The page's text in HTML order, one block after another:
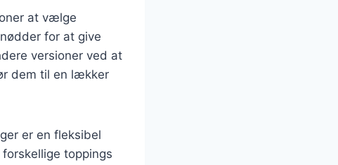
at vælge
for at give
versioner ved at
dem til en lækker
er en fleksibel
toppings